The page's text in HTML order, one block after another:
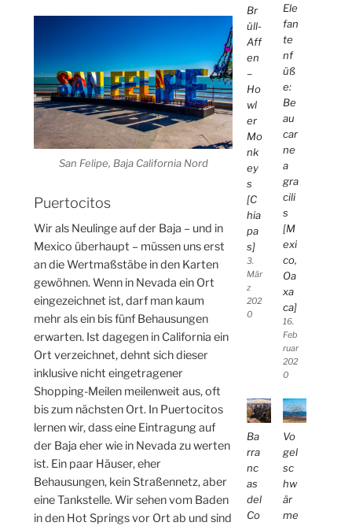
San Felipe, Baja California Nord
Puertocitos
Wir als Neulinge auf der Baja – und in
Mexico überhaupt – müssen uns erst
an die Wertmaßstäbe in den Karten
gewöhnen. Wenn in Nevada ein Ort
eingezeichnet ist, darf man kaum
mehr als ein bis fünf Behausungen
erwarten. Ist dagegen in California ein
Ort verzeichnet, dehnt sich dieser
inklusive nicht eingetragener
Shopping-Meilen meilenweit aus, oft
bis zum nächsten Ort. In Puertocitos
lernen wir, dass eine Eintragung auf
der Baja eher wie in Nevada zu werten
ist. Ein paar Häuser, eher
Behausungen, kein Straßennetz, aber
eine Tankstelle. Wir sehen vom Baden
in den Hot Springs vor Ort ab und sind
Br
üll-
Aff
en
–
Ho
wl
er
Mo
nk
ey
s
[C
hia
pa
s]
3.
Mär
z
202
0
Ele
fan
te
nf
üß
e:
Be
au
car
ne
a
gra
cili
s
[M
exi
co,
Oa
xa
ca]
16.
Feb
ruar
202
0
Ba
rra
nc
as
del
Co
Vo
gel
sc
hw
är
me